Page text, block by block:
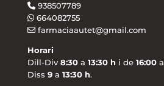
938507789
664082755
farmaciaautet@gmail.com
Horari
Dill-Div 8:30a 13:30 h i de 16:00a
Diss 9 a 13:30 h.